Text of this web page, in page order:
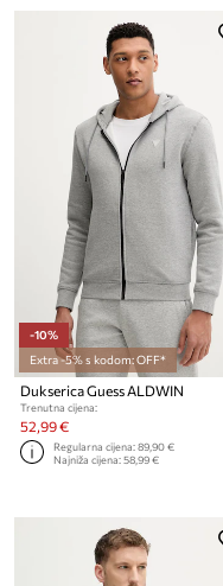
-10%
Extra -5% s kodom: OFF*
Dukserica Guess ALDWIN
Trenutna cijena:
52,99 €
Regularna cijena:89,90 €
Najniža cijena:58,99 €